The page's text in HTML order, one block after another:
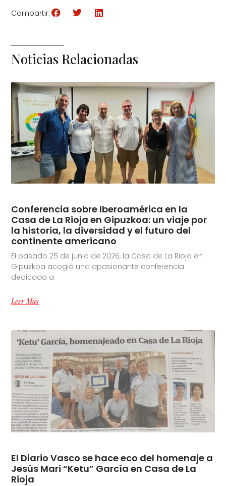
Compartir:
Noticias Relacionadas
Conferencia sobre Iberoamérica en la
Casa de La Rioja en Gipuzkoa: un viaje por
la historia, la diversidad y el futuro del
continente americano
El pasado 25 de junio de 2026, la Casa de La Rioja en
Gipuzkoa acogió una apasionante conferencia
dedicada a
Leer Más
El Diario Vasco se hace eco del homenaje a
Jesús Mari “Ketu” García en Casa de La
Rioja